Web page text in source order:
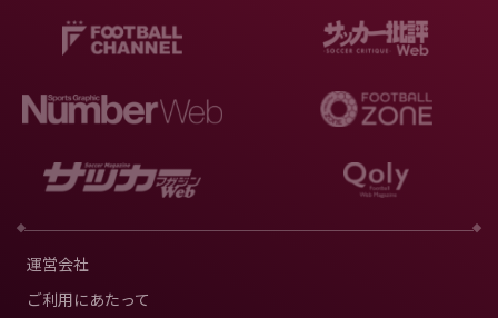
運営会社
ご利用にあたって